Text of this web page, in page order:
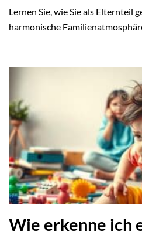
Lernen Sie, wie Sie als Elternteil
harmonische
Wie erkenne ich